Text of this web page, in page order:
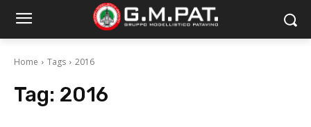
Home Tags 2016
Tag: 2016